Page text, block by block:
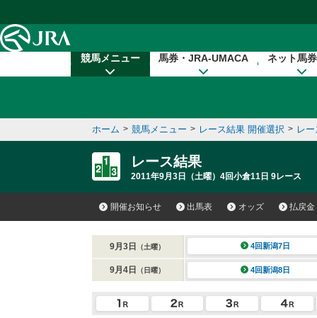
競馬メニュー 馬券・JRA-UMACA ネット馬
ホーム > 競馬メニュー > レース結果 開催選択 > レ
レース結果
2011年9月3日（土曜）4回小倉11日 9レース
開催お知らせ 出馬表 オッズ 払戻金
9月3日 （土曜） 4回新潟7日
9月4日 （日曜） 4回新潟8日